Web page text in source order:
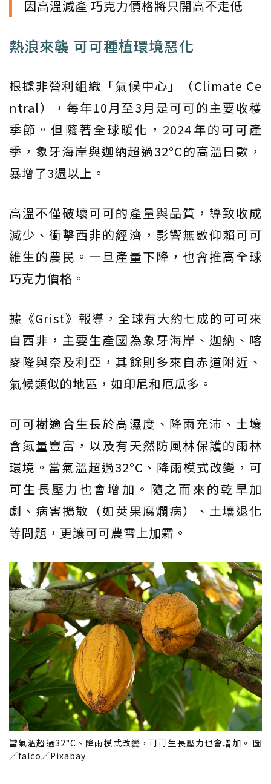
因高溫減產 巧克力價格將只開高不走低
熱浪來襲 可可種植環境惡化
根據非營利組織「氣候中心」（Climate Ce
ntral），每年10月至3月是可可的主要收穫
季節。但隨著全球暖化，2024年的可可產
季，象牙海岸與迦納超過32°C的高溫日數，
暴增了3週以上。
高溫不僅破壞可可的產量與品質，導致收成
減少、衝擊西非的經濟，影響無數仰賴可可
維生的農民。一旦產量下降，也會推高全球
巧克力價格。
據《Grist》報導，全球有大約七成的可可來
自西非，主要生產國為象牙海岸、迦納、喀
麥隆與奈及利亞，其餘則多來自赤道附近、
氣候類似的地區，如印尼和厄瓜多。
可可樹適合生長於高濕度、降雨充沛、土壤
含氮量豐富，以及有天然防風林保護的雨林
環境。當氣溫超過32°C、降雨模式改變，可
可生長壓力也會增加。隨之而來的乾旱加
劇、病害擴散（如莢果腐爛病）、土壤退化
等問題，更讓可可農雪上加霜。
當氣溫超過32°C、降雨模式改變，可可生長壓力也會增加。 圖
／falco／Pixabay